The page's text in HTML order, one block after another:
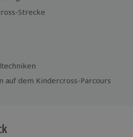
Strecke
auf dem Kindercross-Parcours